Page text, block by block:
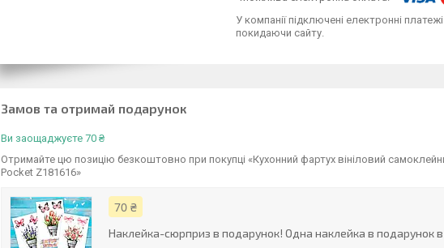
У компанії підключені електронні
покидаючи сайту.
Замов та отримай подарунок
Ви заощаджуєте 70 ₴
Отримайте цю позицію безкоштовно при покупці «Кухонний фартух вініловий
Pocket Z181616»
70 ₴
Наклейка-сюрприз в подарунок! Одна наклейка в подарунок в